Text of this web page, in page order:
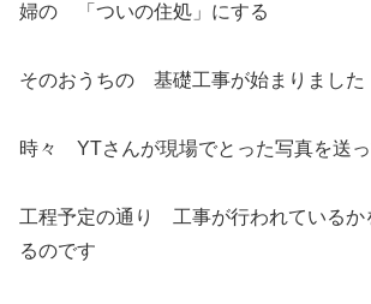
婦の 「ついの住処」にする
そのおうちの 基礎工事が始まりました
時々 YTさんが現場でとった写真を送
工程予定の通り 工事が行われている
るのです